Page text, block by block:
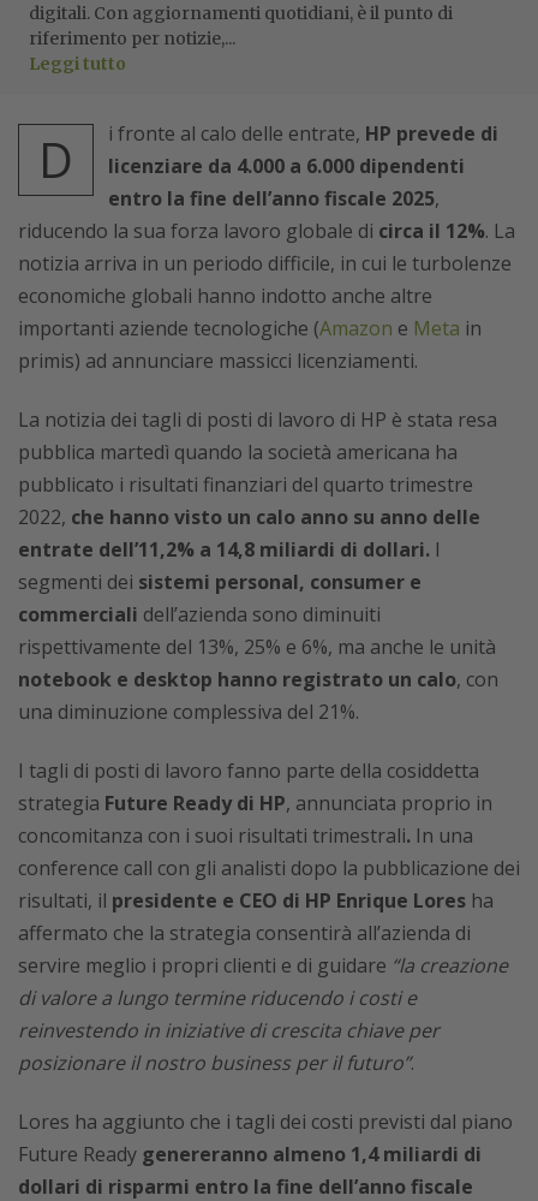
digitali. Con aggiornamenti quotidiani, è il punto di
riferimento per notizie,...
Leggi tutto
D i fronte al calo delle entrate, HP prevede di
licenziare da 4.000 a 6.000 dipendenti
entro la fine dell’anno fiscale 2025,
riducendo la sua forza lavoro globale di circa il 12%. La
notizia arriva in un periodo difficile, in cui le turbolenze
economiche globali hanno indotto anche altre
importanti aziende tecnologiche (Amazon e Meta in
primis) ad annunciare massicci licenziamenti.
La notizia dei tagli di posti di lavoro di HP è stata resa
pubblica martedì quando la società americana ha
pubblicato i risultati finanziari del quarto trimestre
2022, che hanno visto un calo anno su anno delle
entrate dell’11,2% a 14,8 miliardi di dollari. I
segmenti dei sistemi personal, consumer e
commerciali dell’azienda sono diminuiti
rispettivamente del 13%, 25% e 6%, ma anche le unità
notebook e desktop hanno registrato un calo, con
una diminuzione complessiva del 21%.
I tagli di posti di lavoro fanno parte della cosiddetta
strategia Future Ready di HP, annunciata proprio in
concomitanza con i suoi risultati trimestrali. In una
conference call con gli analisti dopo la pubblicazione dei
risultati, il presidente e CEO di HP Enrique Lores ha
affermato che la strategia consentirà all’azienda di
servire meglio i propri clienti e di guidare “la creazione
di valore a lungo termine riducendo i costi e
reinvestendo in iniziative di crescita chiave per
posizionare il nostro business per il futuro”.
Lores ha aggiunto che i tagli dei costi previsti dal piano
Future Ready genereranno almeno 1,4 miliardi di
dollari di risparmi entro la fine dell’anno fiscale